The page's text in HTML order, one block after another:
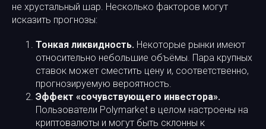
не хрустальный шар. Несколько факторов могут
исказить прогнозы:
Тонкая ликвидность. Некоторые рынки имеют
относительно небольшие объёмы. Пара крупных
ставок может сместить цену и, соответственно,
прогнозируемую вероятность.
Эффект «сочувствующего инвестора».
Пользователи Polymarket в целом настроены на
криптовалюты и могут быть склонны к